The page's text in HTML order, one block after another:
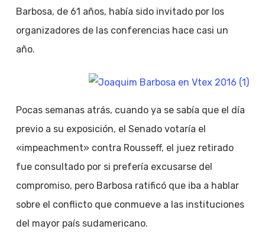
Barbosa, de 61 años, había sido invitado por los
organizadores de las conferencias hace casi un
año.
Pocas semanas atrás, cuando ya se sabía que el día
previo a su exposición, el Senado votaría el
«impeachment» contra Rousseff, el juez retirado
fue consultado por si prefería excusarse del
compromiso, pero Barbosa ratificó que iba a hablar
sobre el conflicto que conmueve a las instituciones
del mayor país sudamericano.